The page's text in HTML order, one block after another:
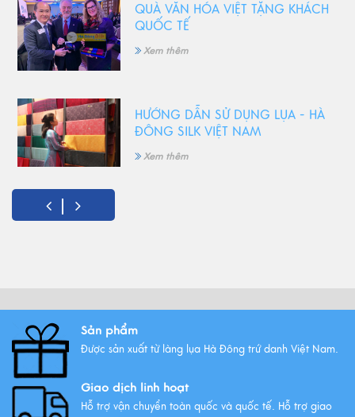
QUÀ VĂN HÓA VIỆT TẶNG KHÁCH
QUỐC TẾ
Xem thêm
HƯỚNG DẪN SỬ DỤNG LỤA - HÀ
ĐÔNG SILK VIỆT NAM
Xem thêm
Đông trứ danh
Xem thêm
Sản phẩm
Được sản xuất từ làng lụa Hà Đông trứ danh Việt Nam.
Giao dịch linh hoạt
Hỗ trợ vận chuyển toàn quốc và quốc tế. Hỗ trợ giao